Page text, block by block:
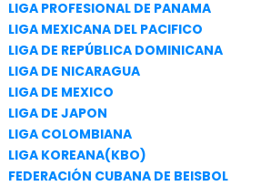
LIGA PROFESIONAL DE PANAMA
LIGA MEXICANA DEL PACIFICO
LIGA DE REPÚBLICA DOMINICANA
LIGA DE NICARAGUA
LIGA DE MEXICO
LIGA DE JAPON
LIGA COLOMBIANA
LIGA KOREANA(KBO)
FEDERACIÓN CUBANA DE BEISBOL